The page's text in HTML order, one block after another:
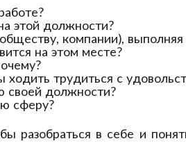
этой должности?
компании),
на этом месте?
ходить трудиться с
своей должности?
сферу?
разобраться в себе и